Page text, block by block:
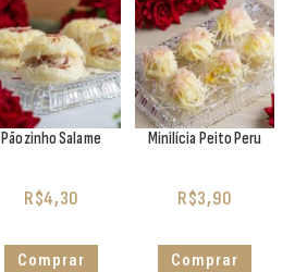
Pãozinho Salame
R$4,30
Comprar
Minilícia Peito Peru
R$3,90
Comprar